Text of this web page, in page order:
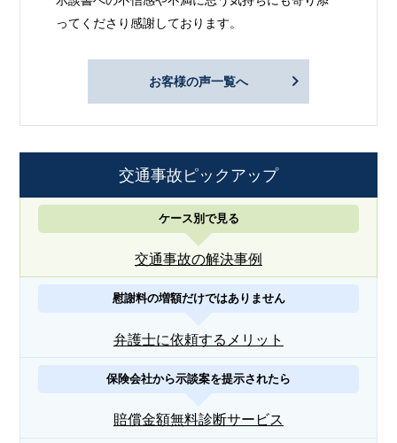
ってくださり感謝しております。
お客様の声一覧へ
交通事故ピックアップ
ケース別で見る
交通事故の解決事例
慰謝料の増額だけではありません
弁護士に依頼するメリット
保険会社から示談案を提示されたら
賠償金額無料診断サービス